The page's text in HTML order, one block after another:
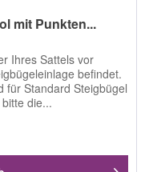
mit Punkten...
Ihres Sattels vor
befindet.
für Standard Steigbügel
die...